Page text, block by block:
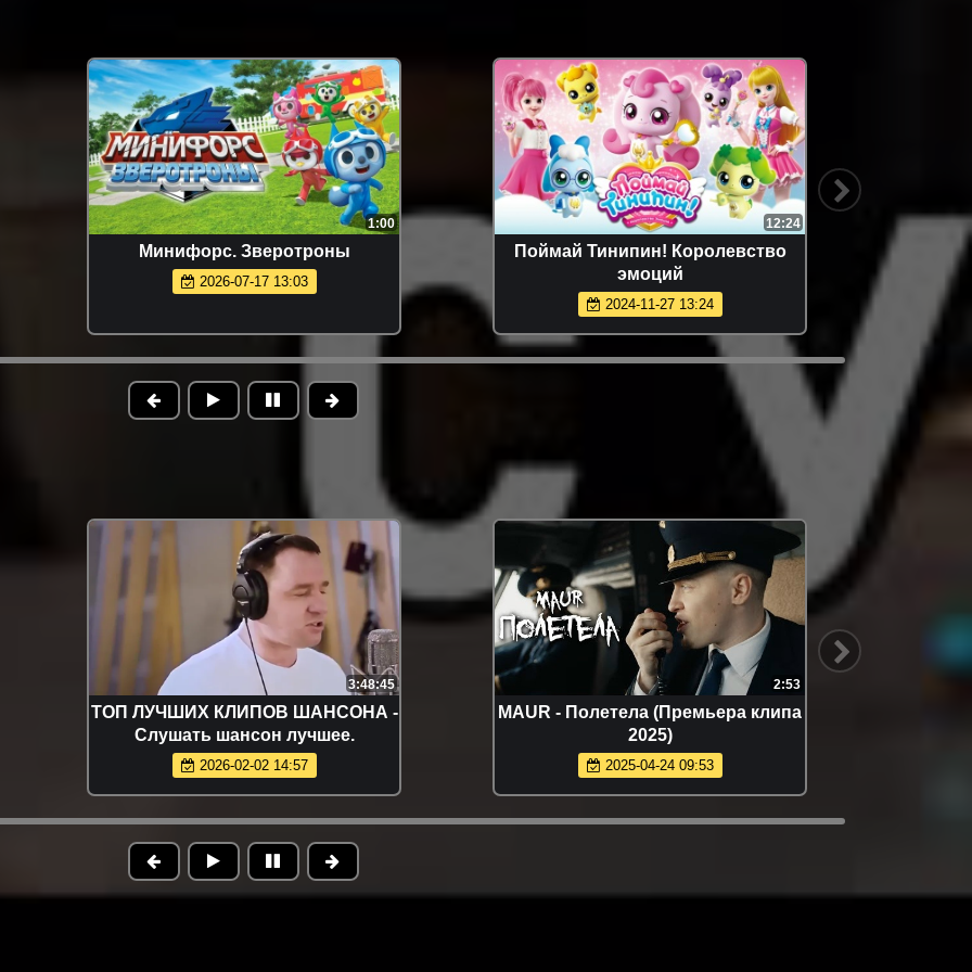
1:00
Минифорс. Зверотроны
2026-07-17 13:03
12:24
Поймай Тинипин! Королевство
эмоций
2024-11-27 13:24
3:48:45
ТОП ЛУЧШИХ КЛИПОВ ШАНСОНА -
Слушать шансон лучшее.
2026-02-02 14:57
2:53
MAUR - Полетела (Премьера клипа
2025)
2025-04-24 09:53